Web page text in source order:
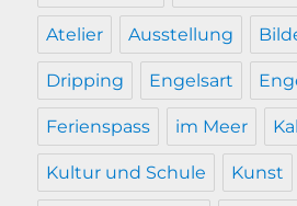
Atelier Ausstellung
Dripping Engelsart
Ferienspass im Meer
Kultur und Schule Kunst